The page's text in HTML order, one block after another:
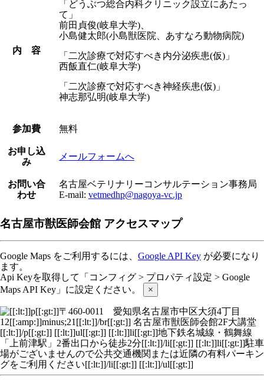
内 容
「どうぶつ総合内科クリニック設立にあたっ
て」
前田貞俊(岐阜大学)、
小島健太郎(小島獣医院、あすなろ動物病院)
「二次診療で対応すべき内分泌疾患(仮)」
西飯直仁(岐阜大学)
「二次診療で対応すべき神経疾患(仮)」
神志那弘明(岐阜大学)
参加費 無料
お申し込
み
メールフォームへ
お問い合
わせ
名古屋ベテリナリーコンサルテーション事務局
E-mail: vetmedhp@nagoya-vc.jp
名古屋市獣医師会館 アクセスマップ
Google Maps をご利用するには、 Google API Key が必要になり
ます。
Api Keyを取得して「コンフィグ > プロパティ設定 > Google
Maps API Key」に設定ください。
×